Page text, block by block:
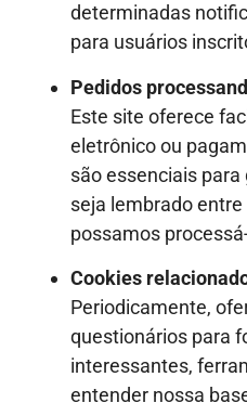
determinadas
para usuários
Pedidos
Este site oferece
eletrônico ou
são essenciais
seja lembrado
possamos
Cookies
Periodicamente,
questionários para
interessantes,
entender nossa